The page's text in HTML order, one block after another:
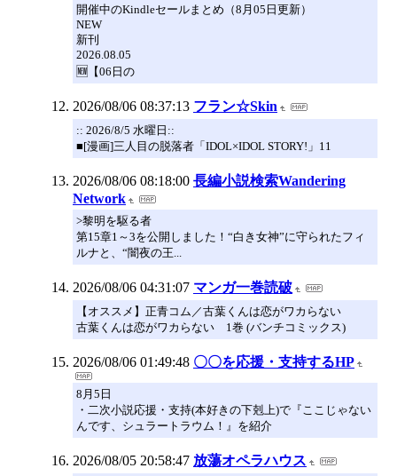
開催中のKindleセールまとめ（8月05日更新）
NEW
新刊
2026.08.05
🆕【06日の
2026/08/06 08:37:13 フラン☆Skin
:: 2026/8/5 水曜日::
■[漫画]三人目の脱落者「IDOL×IDOL STORY!」11
2026/08/06 08:18:00 長編小説検索Wandering
Network
>黎明を駆る者
第15章1～3を公開しました！“白き女神”に守られたフィ
ルナと、“闇夜の王...
2026/08/06 04:31:07 マンガ一巻読破
【オススメ】正青コム／古葉くんは恋がワカらない
古葉くんは恋がワカらない 1巻 (バンチコミックス)
2026/08/06 01:49:48 〇〇を応援・支持するHP
8月5日
・二次小説応援・支持(本好きの下剋上)で『ここじゃない
んです、シュラートラウム！』を紹介
2026/08/05 20:58:47 放蕩オペラハウス